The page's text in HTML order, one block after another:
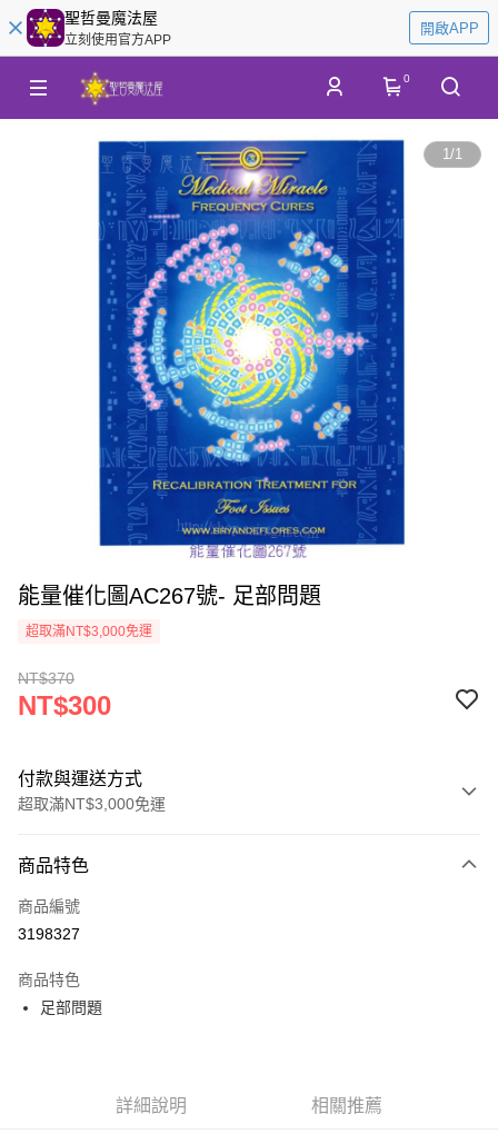
聖哲曼魔法屋
立刻使用官方APP
開啟APP
0
1/1
能量催化圖AC267號- 足部問題
超取滿NT$3,000免運
NT$370
NT$300
付款與運送方式
超取滿NT$3,000免運
信用卡一次付款
超商取貨付款
Apple Pay
商品特色
商品編號
3198327
商品特色
足部問題
詳細說明 相關推薦